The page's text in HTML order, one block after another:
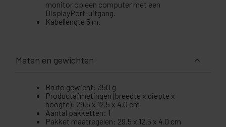
monitor op een computer met een
DisplayPort-uitgang.
Kabellengte 5 m.
Maten en gewichten
Bruto gewicht: 350 g
Productafmetingen (breedte x diepte x
hoogte): 29.5 x 12.5 x 4.0 cm
Aantal pakketten: 1
Pakket maatregelen: 29.5 x 12.5 x 4.0 cm